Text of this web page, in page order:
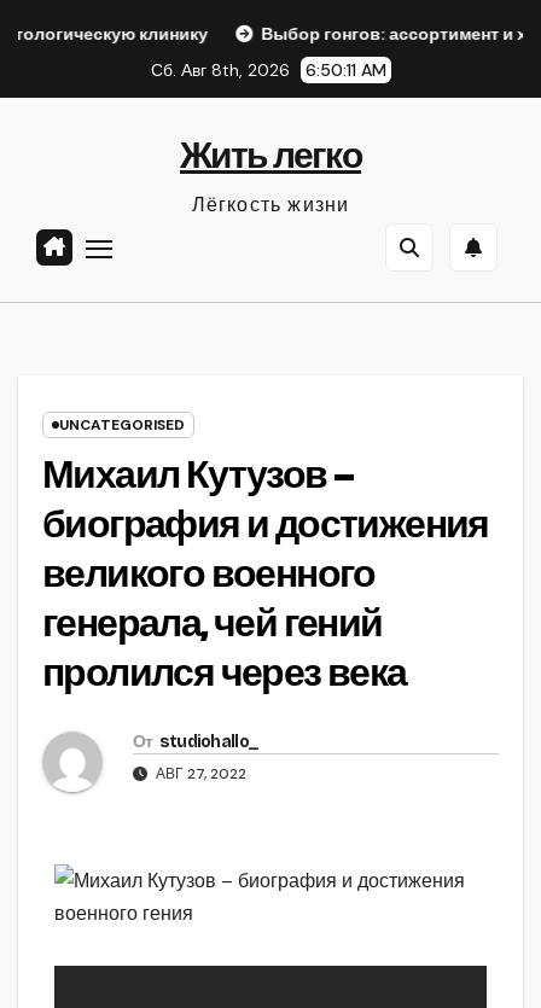
клинику
Выбор гонгов: ассортимент и
Сб. Авг 8th, 2026
6:50:13 AM
Жить легко
Лёгкость жизни
UNCATEGORISED
Михаил Кутузов –
биография и достижения
великого военного
генерала, чей гений
пролился через века
От studiohallo_
АВГ 27, 2022